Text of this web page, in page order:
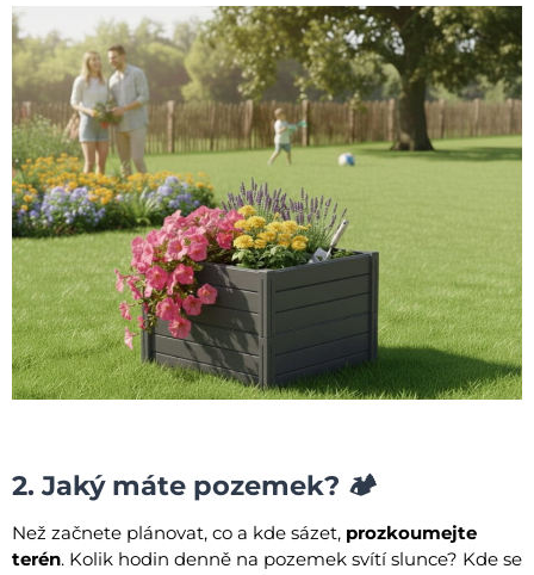
2. Jaký máte pozemek? 🏕️
Než začnete plánovat, co a kde sázet, prozkoumejte
terén. Kolik hodin denně na pozemek svítí slunce? Kde se